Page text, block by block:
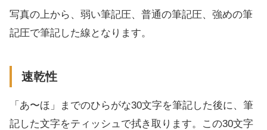
写真の上から、弱い筆記圧、普通の筆記圧、強めの筆
記圧で筆記した線となります。
速乾性
「あ〜ほ」までのひらがな30文字を筆記した後に、筆
記した文字をティッシュで拭き取ります。この30文字